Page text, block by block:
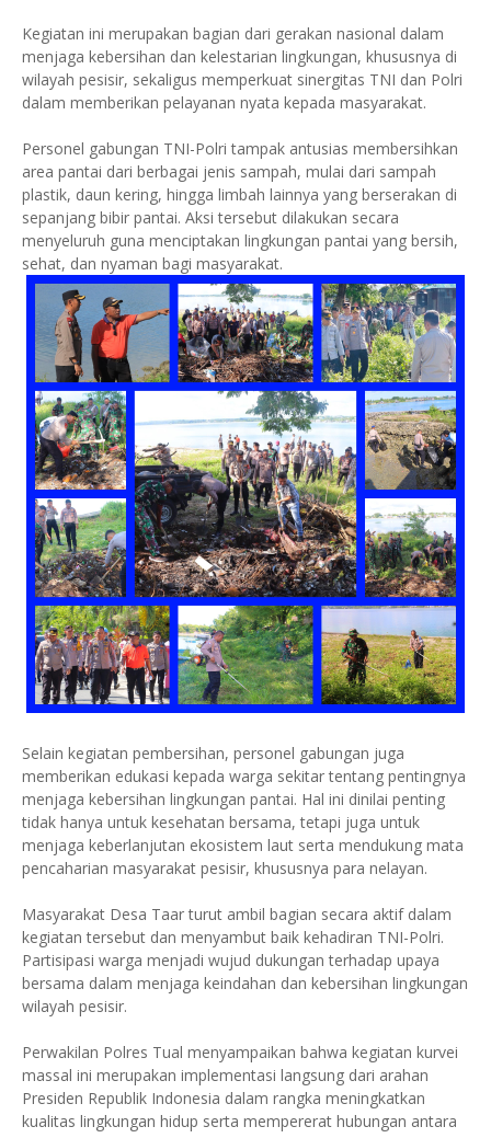
Kegiatan ini merupakan bagian dari gerakan nasional dalam
menjaga kebersihan dan kelestarian lingkungan, khususnya di
wilayah pesisir, sekaligus memperkuat sinergitas TNI dan Polri
dalam memberikan pelayanan nyata kepada masyarakat.
Personel gabungan TNI-Polri tampak antusias membersihkan
area pantai dari berbagai jenis sampah, mulai dari sampah
plastik, daun kering, hingga limbah lainnya yang berserakan di
sepanjang bibir pantai. Aksi tersebut dilakukan secara
menyeluruh guna menciptakan lingkungan pantai yang bersih,
sehat, dan nyaman bagi masyarakat.
Selain kegiatan pembersihan, personel gabungan juga
memberikan edukasi kepada warga sekitar tentang pentingnya
menjaga kebersihan lingkungan pantai. Hal ini dinilai penting
tidak hanya untuk kesehatan bersama, tetapi juga untuk
menjaga keberlanjutan ekosistem laut serta mendukung mata
pencaharian masyarakat pesisir, khususnya para nelayan.
Masyarakat Desa Taar turut ambil bagian secara aktif dalam
kegiatan tersebut dan menyambut baik kehadiran TNI-Polri.
Partisipasi warga menjadi wujud dukungan terhadap upaya
bersama dalam menjaga keindahan dan kebersihan lingkungan
wilayah pesisir.
Perwakilan Polres Tual menyampaikan bahwa kegiatan kurvei
massal ini merupakan implementasi langsung dari arahan
Presiden Republik Indonesia dalam rangka meningkatkan
kualitas lingkungan hidup serta mempererat hubungan antara